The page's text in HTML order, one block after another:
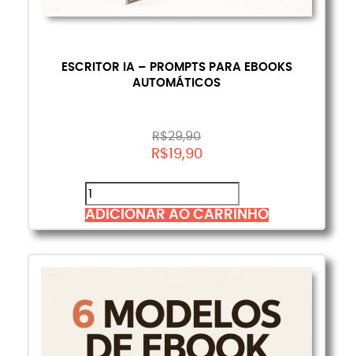
ESCRITOR IA – PROMPTS PARA EBOOKS
AUTOMÁTICOS
R$29,90
R$ 19,90
ADICIONAR AO CARRINHO